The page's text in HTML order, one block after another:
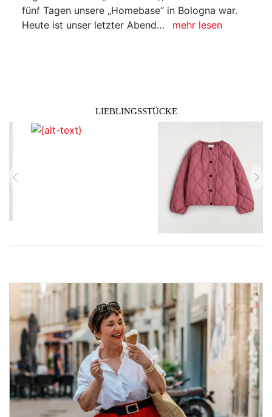
fünf Tagen unsere „Homebase“ in Bologna war.
Heute ist unser letzter Abend…
mehr lesen
LIEBLINGSSTÜCKE
zurück vor